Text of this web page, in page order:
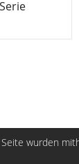
wurden